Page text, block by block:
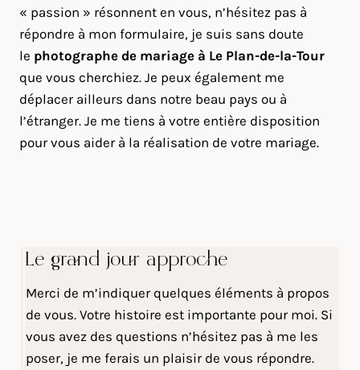
« passion » résonnent en vous, n’hésitez pas à
répondre à mon formulaire, je suis sans doute
le photographe de mariage à Le Plan-de-la-Tour
que vous cherchiez. Je peux également me
déplacer ailleurs dans notre beau pays ou à
l’étranger. Je me tiens à votre entière disposition
pour vous aider à la réalisation de votre mariage.
Le grand jour approche
Merci de m’indiquer quelques éléments à propos
de vous. Votre histoire est importante pour moi. Si
vous avez des questions n’hésitez pas à me les
poser, je me ferais un plaisir de vous répondre.